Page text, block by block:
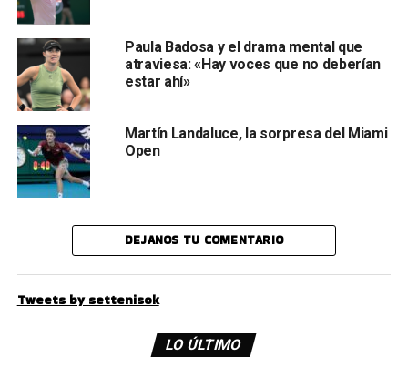
Paula Badosa y el drama mental que
atraviesa: «Hay voces que no deberían
estar ahí»
Martín Landaluce, la sorpresa del Miami
Open
DEJANOS TU COMENTARIO
Tweets by settenisok
LO ÚLTIMO